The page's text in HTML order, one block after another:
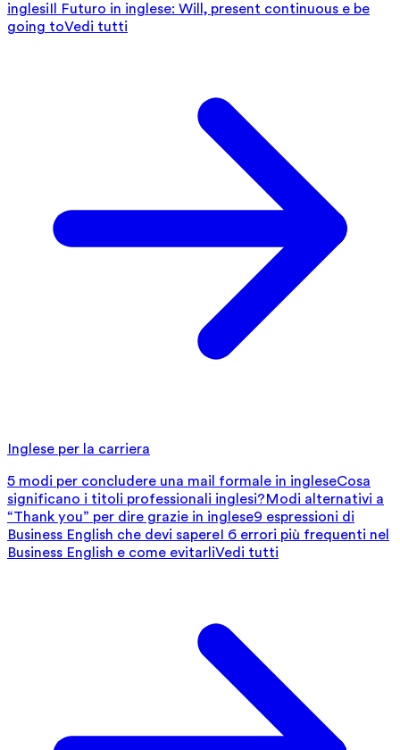
inglesiIl Futuro in inglese: Will, present continuous e be
going toVedi tutti
Inglese per la carriera
5 modi per concludere una mail formale in ingleseCosa
significano i titoli professionali inglesi?Modi alternativi a
“Thank you” per dire grazie in inglese9 espressioni di
Business English che devi sapereI 6 errori più frequenti nel
Business English e come evitarliVedi tutti